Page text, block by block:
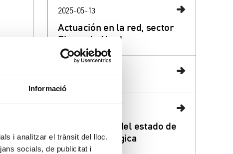
Informació
i analitzar el trànsit del lloc.
socials, de publicitat i
en
2025-05-13
Actuación en la red, sector
Eixample Nord
Actualización del estado de
sequía hidrológica